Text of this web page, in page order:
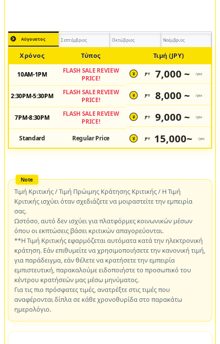
Αύγουστος Σεπτέμβριος Οκτώβριος Νοέμβριος
Χρόνος Τύπος Τιμή (JPY)
10AM-1PM
FLASH SALE REVIEW
PRICE!
¥ JPY 7,000 ~ /pax
2:30PM-5:30PM
FLASH SALE REVIEW
PRICE!
¥ JPY 8,000 ~ /pax
7PM-8:30PM
FLASH SALE REVIEW
PRICE!
¥ JPY 9,000 ~ /pax
Standard Regular Price ¥ JPY 15,000~ /pax
Τιμή Κριτικής / Τιμή Πρώιμης Κράτησης Κριτικής / Η Τιμή
Κριτικής ισχύει όταν σχεδιάζετε να μοιραστείτε την εμπειρία
σας.
Ωστόσο, αυτό δεν ισχύει για πλατφόρμες κοινωνικών μέσων
όπου οι εκπτώσεις βάσει κριτικών απαγορεύονται.
**Η Τιμή Κριτικής εφαρμόζεται αυτόματα κατά την ηλεκτρονική
κράτηση. Εάν επιθυμείτε να χρησιμοποιήσετε την κανονική τιμή,
για παράδειγμα, εάν θέλετε να κρατήσετε την εμπειρία
εμπιστευτική, παρακαλούμε ειδοποιήστε το προσωπικό του
κέντρου κρατήσεών μας μέσω μηνύματος.
Για τις πιο πρόσφατες τιμές, ανατρέξτε στις τιμές που
αναφέρονται δίπλα σε κάθε χρονοθυρίδα στο παρακάτω
ημερολόγιο.